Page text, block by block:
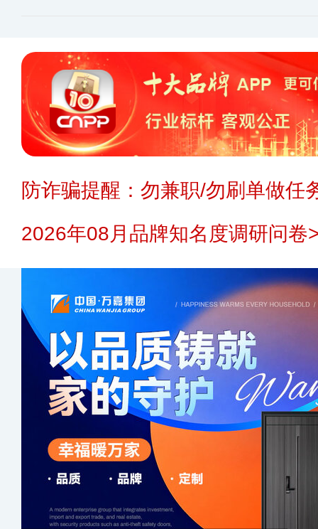
防诈骗提醒：勿兼职/勿刷单做任
2026年08月品牌知名度调研问卷